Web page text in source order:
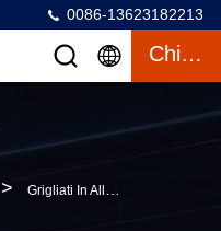
0086-13623182213
Chiacchierata
> Grigliati In Alluminio O Acciaio Zincato Da 1,2 M Di Larghezza Per Pavimenti Calpestabili